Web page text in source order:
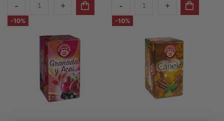
-10% -10%